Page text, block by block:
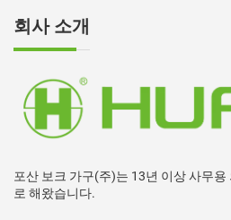
회사 소개
포산 보크 가구(주)는 13년 이상 사무용
로 해왔습니다.